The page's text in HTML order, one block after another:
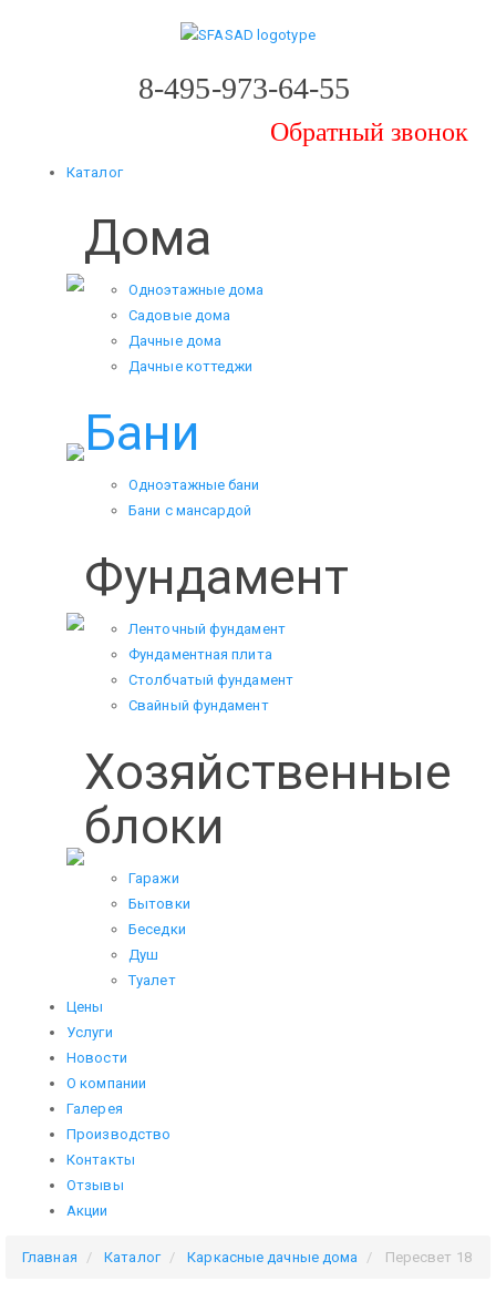
8-495-973-64-55
Обратный звонок
Каталог
Дома
Одноэтажные дома
Садовые дома
Дачные дома
Дачные коттеджи
Бани
Одноэтажные бани
Бани с мансардой
Фундамент
Ленточный фундамент
Фундаментная плита
Столбчатый фундамент
Свайный фундамент
Хозяйственные
блоки
Гаражи
Бытовки
Беседки
Душ
Туалет
Цены
Услуги
Новости
О компании
Галерея
Производство
Контакты
Отзывы
Акции
Главная Каталог Каркасные дачные дома Пересвет 18